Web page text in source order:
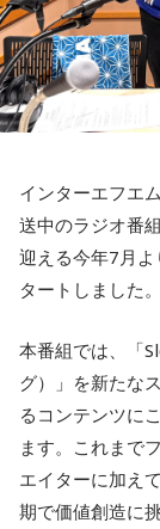
インターエフエ
送中のラジオ番
迎える今年7月
タートしました。
本番組では、「
グ）」を新たな
るコンテンツに
ます。これまで
エイターに加え
期で価値創造に